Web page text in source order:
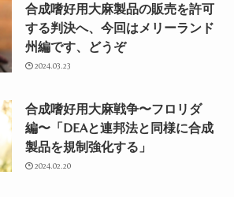
合成嗜好用大麻製品の販売を許可
する判決へ、今回はメリーランド
州編です、どうぞ
2024.03.23
合成嗜好用大麻戦争〜フロリダ
編〜「DEAと連邦法と同様に合成
製品を規制強化する」
2024.02.20